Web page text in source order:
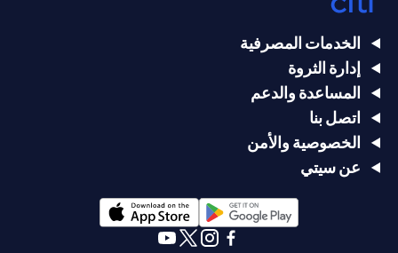
الخدمات المصرفية
إدارة الثروة
المساعدة والدعم
اتصل بنا
الخصوصية والأمن
عن سيتي
opens in a new tab
opens in a new tab